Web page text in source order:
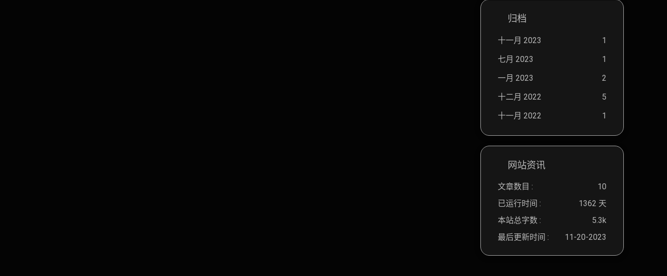
归档
十一月 2023
1
七月 2023
1
一月 2023
2
十二月 2022
5
十一月 2022
1
网站资讯
文章数目 :
10
已运行时间 :
1362 天
本站总字数 :
5.3k
最后更新时间 :
11-20-2023